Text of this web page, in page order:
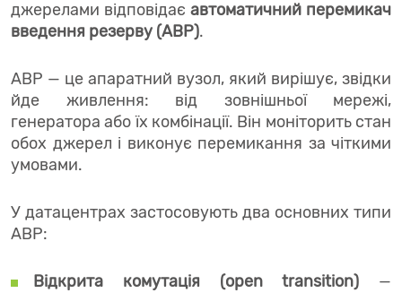
джерелами відповідає автоматичний перемикач
введення резерву (АВР).
АВР — це апаратний вузол, який вирішує, звідки
йде живлення: від зовнішньої мережі,
генератора або їх комбінації. Він моніторить стан
обох джерел і виконує перемикання за чіткими
умовами.
У датацентрах застосовують два основних типи
АВР:
Відкрита комутація (open transition) —